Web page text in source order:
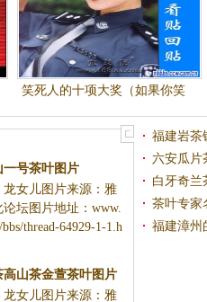
笑死人的十项大奖（如果你笑
了请回帖）
一号茶叶图片
龙女儿图片来源：雅
坛图片地址：www.
thread-64929-1-1.h
高山茶金萱茶叶图片
龙女儿图片来源：雅
福建岩茶
六安瓜片
白牙奇兰
茶叶专家
福建漳州